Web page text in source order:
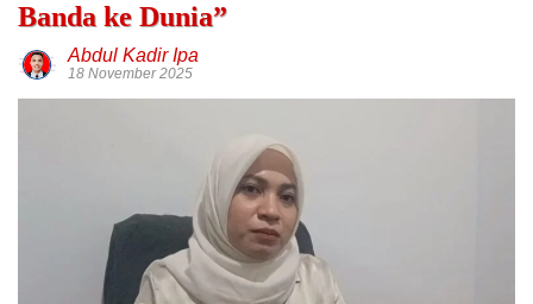
Banda ke Dunia”
Abdul Kadir Ipa
18 November 2025